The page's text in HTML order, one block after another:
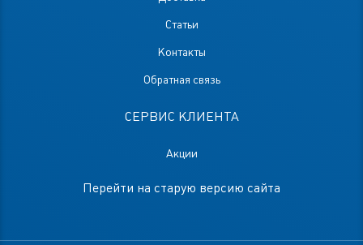
Статьи
Контакты
Обратная связь
СЕРВИС КЛИЕНТА
Акции
Перейти на старую версию сайта